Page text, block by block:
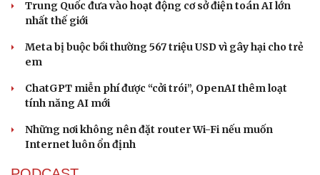
Trung Quốc đưa vào hoạt động cơ sở điện toán AI lớn
nhất thế giới
Meta bị buộc bồi thường 567 triệu USD vì gây hại cho trẻ
em
ChatGPT miễn phí được “cởi trói”, OpenAI thêm loạt
tính năng AI mới
Những nơi không nên đặt router Wi-Fi nếu muốn
Internet luôn ổn định